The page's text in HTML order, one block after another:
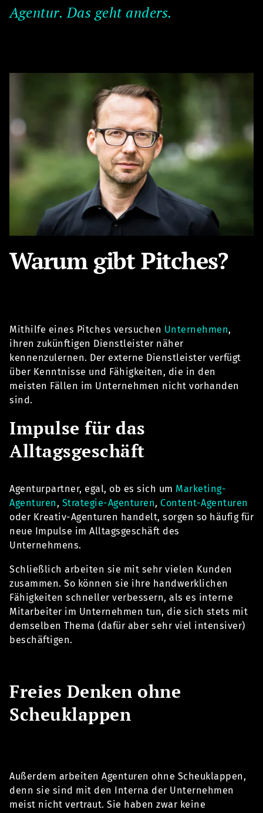
Agentur. Das geht anders.
Warum gibt Pitches?
Mithilfe eines Pitches versuchen Unternehmen,
ihren zukünftigen Dienstleister näher
kennenzulernen. Der externe Dienstleister verfügt
über Kenntnisse und Fähigkeiten, die in den
meisten Fällen im Unternehmen nicht vorhanden
sind.
Impulse für das
Alltagsgeschäft
Agenturpartner, egal, ob es sich um Marketing-
Agenturen, Strategie-Agenturen, Content-Agenturen
oder Kreativ-Agenturen handelt, sorgen so häufig für
neue Impulse im Alltagsgeschäft des
Unternehmens.
Schließlich arbeiten sie mit sehr vielen Kunden
zusammen. So können sie ihre handwerklichen
Fähigkeiten schneller verbessern, als es interne
Mitarbeiter im Unternehmen tun, die sich stets mit
demselben Thema (dafür aber sehr viel intensiver)
beschäftigen.
Freies Denken ohne
Scheuklappen
Außerdem arbeiten Agenturen ohne Scheuklappen,
denn sie sind mit den Interna der Unternehmen
meist nicht vertraut. Sie haben zwar keine